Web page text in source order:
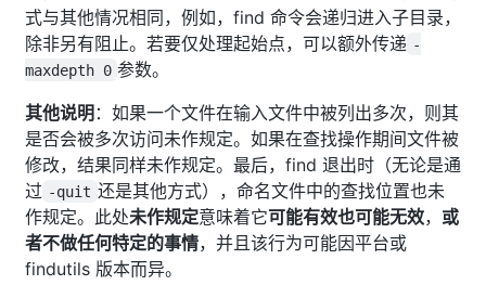
式与其他情况相同，例如，find 命令会递归进入子目录，
除非另有阻止。若要仅处理起始点，可以额外传递 -
maxdepth 0 参数。
其他说明：如果一个文件在输入文件中被列出多次，则其
是否会被多次访问未作规定。如果在查找操作期间文件被
修改，结果同样未作规定。最后，find 退出时（无论是通
过 -quit 还是其他方式），命名文件中的查找位置也未
作规定。此处未作规定意味着它可能有效也可能无效， 或
者不做任何特定的事情，并且该行为可能因平台或
findutils 版本而异。